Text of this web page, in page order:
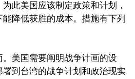
此美国应该制定政策和计划，
降低获胜的成本。措施有下列
美国需要阐明战争计画的设
到台湾的战争计划和政治现实